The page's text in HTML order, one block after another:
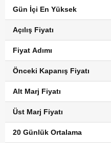
Gün İçi En Yüksek
Açılış Fiyatı
Fiyat Adımı
Önceki Kapanış Fiyatı
Alt Marj Fiyatı
Üst Marj Fiyatı
20 Günlük Ortalama